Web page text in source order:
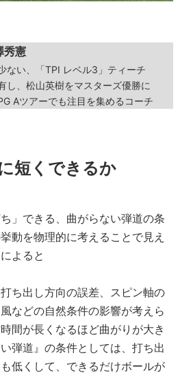
秀憲
ない、「TPI レベル3」ティーチ
し、松山英樹をマスターズ優勝に
Aツアーでも注目を集めるコーチ
短くできるか
」できる、曲がらない弾道の条
動を物理的に考えることで見え
よると
ち出し方向の誤差、スピン軸の
などの自然条件の影響が考えら
間が長くなるほど曲がりが大き
弾道』の条件としては、打ち出
低くして、できるだけボールが